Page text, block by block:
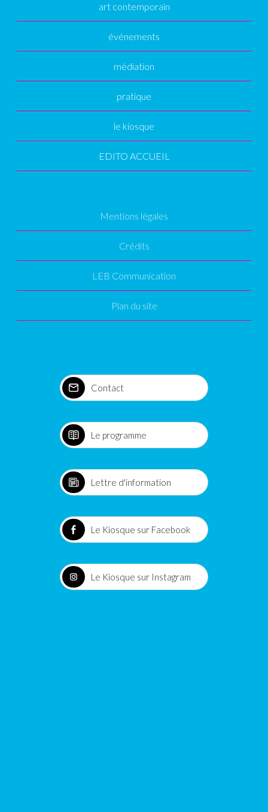
art contemporain
événements
médiation
pratique
le kiosque
EDITO ACCUEIL
Mentions légales
Crédits
LEB Communication
Plan du site
Contact
Le programme
Lettre d'information
Le Kiosque sur Facebook
Le Kiosque sur Instagram